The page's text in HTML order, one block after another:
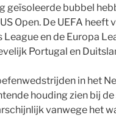
geïsoleerde bubbel
Open. De UEFA
League en de Europa
Portugal en
in het
houding zien bij
vanwege het